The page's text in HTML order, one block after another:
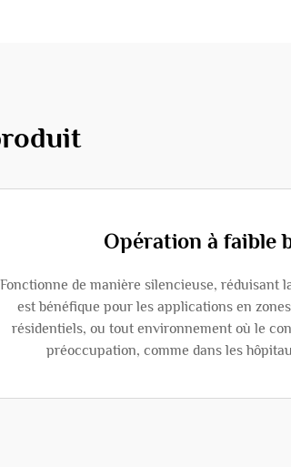
Opération à faible
Fonctionne de manière silencieuse, réduisant
est bénéfique pour les applications en
résidentiels, ou tout environnement où le
préoccupation, comme dans les